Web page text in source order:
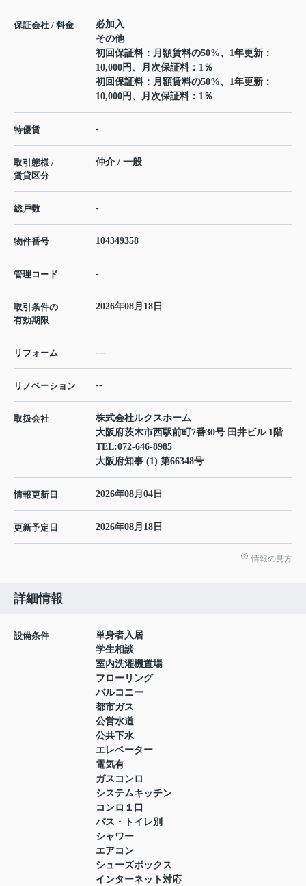
保証会社 / 料金
必加入
その他
初回保証料：月額賃料の50%、1年更新：
10,000円、月次保証料：1％
初回保証料：月額賃料の50%、1年更新：
10,000円、月次保証料：1％
特優賃 -
取引態様 /
賃貸区分
仲介 / 一般
総戸数 -
物件番号 104349358
管理コード -
取引条件の
有効期限
2026年08月18日
リフォーム ---
リノベーション --
取扱会社
株式会社ルクスホーム
大阪府茨木市西駅前町7番30号 田井ビル 1階
TEL:072-646-8985
大阪府知事 (1) 第66348号
情報更新日 2026年08月04日
更新予定日 2026年08月18日
情報の見方
詳細情報
設備条件
単身者入居
学生相談
室内洗濯機置場
フローリング
バルコニー
都市ガス
公営水道
公共下水
エレベーター
電気有
ガスコンロ
システムキッチン
コンロ１口
バス・トイレ別
シャワー
エアコン
シューズボックス
インターネット対応